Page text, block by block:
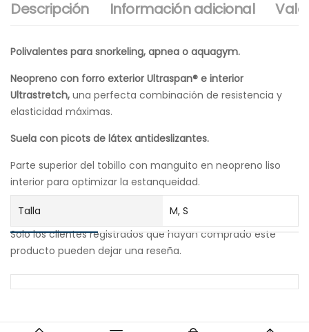
Descripción Información adicional
Polivalentes para snorkeling, apnea o aquagym.
Neopreno con forro exterior Ultraspan® e interior
Ultrastretch, una perfecta combinación de resistencia y
elasticidad máximas.
Suela con picots de látex antideslizantes.
Parte superior del tobillo con manguito en neopreno liso
interior para optimizar la estanqueidad.
Talla
M, S
Solo los clientes registrados que hayan comprado este
producto pueden dejar una reseña.